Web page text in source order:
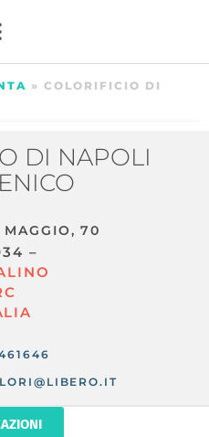
» COLORIFICIO DI
DI NAPOLI
70
–